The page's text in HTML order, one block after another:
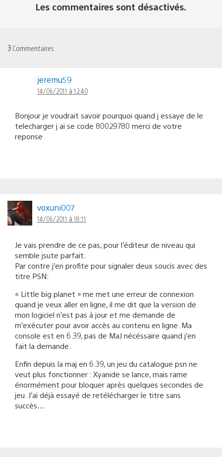
Les commentaires sont désactivés.
3 Commentaires
jeremu59
14/06/2011 à 12:40
Bonjour je voudrait savoir pourquoi quand j essaye de le
telecharger j ai se code 80029780 merci de votre
reponse
voxuni007
14/06/2011 à 18:11
Je vais prendre de ce pas, pour l’éditeur de niveau qui
semble jsute parfait.
Par contre j’en profite pour signaler deux soucis avec des
titre PSN:
« Little big planet » me met une erreur de connexion
quand je veux aller en ligne, il me dit que la version de
mon logiciel n’est pas à jour et me demande de
m’exécuter pour avoir accès au contenu en ligne. Ma
console est en 6.39, pas de MaJ nécéssaire quand j’en
fait la demande.
Enfin depuis la maj en 6.39, un jeu du catalogue psn ne
veut plus fonctionner : Xyanide se lance, mais rame
énormément pour bloquer après quelques secondes de
jeu. J’ai déjà essayé de retélécharger le titre sans
succès…